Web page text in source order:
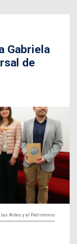
Gabriela
de
Artes y el Patrimonio